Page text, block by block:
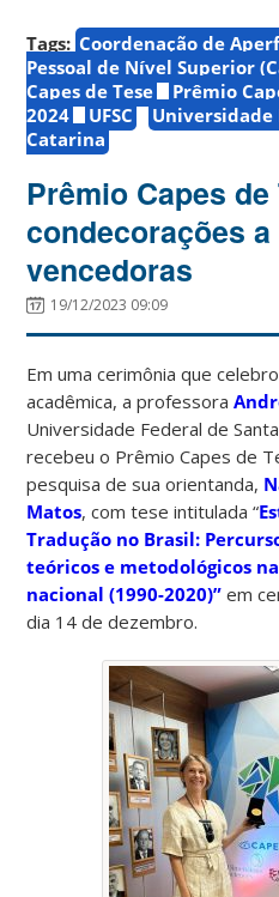
Tags: Coordenação de
Pessoal de Nível Superior
Capes de Tese
Prêmio
2024
UFSC
Universidade
Catarina
Prêmio Capes
condecorações
vencedoras
19/12/2023 09:09
Em uma cerimônia que
acadêmica, a professora
Universidade Federal de
recebeu o Prêmio Capes de
pesquisa de sua orientanda,
Matos, com tese intitulada “
Tradução no Brasil:
teóricos e metodológicos
nacional (1990-2020)” em
dia 14 de dezembro.